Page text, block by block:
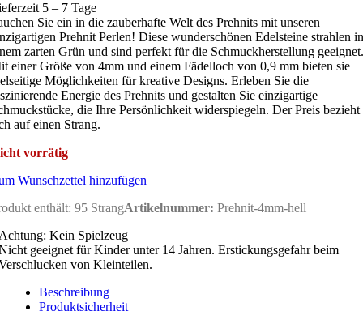
5 – 7 Tage
Sie ein in die zauberhafte Welt des Prehnits mit unseren
Prehnit Perlen! Diese wunderschönen Edelsteine strahlen in
zarten Grün und sind perfekt für die Schmuckherstellung geeignet.
einer Größe von 4mm und einem Fädelloch von 0,9 mm bieten sie
Möglichkeiten für kreative Designs. Erleben Sie die
Energie des Prehnits und gestalten Sie einzigartige
die Ihre Persönlichkeit widerspiegeln. Der Preis bezieht
auf einen Strang.
vorrätig
Wunschzettel hinzufügen
enthält: 95 StrangArtikelnummer: Prehnit-4mm-hell
Kein Spielzeug
geeignet für Kinder unter 14 Jahren. Erstickungsgefahr beim
von Kleinteilen.
Beschreibung
Produktsicherheit